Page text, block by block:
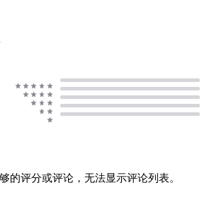
的评分或评论，无法显示评论列表。